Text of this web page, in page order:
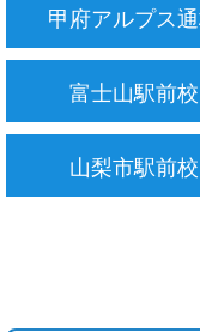
甲府アルプス
富士山駅前校
山梨市駅前校